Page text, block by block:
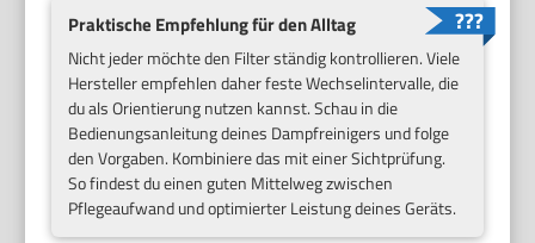
Praktische Empfehlung für den Alltag
Nicht jeder möchte den Filter ständig kontrollieren. Viele
Hersteller empfehlen daher feste Wechselintervalle, die
du als Orientierung nutzen kannst. Schau in die
Bedienungsanleitung deines Dampfreinigers und folge
den Vorgaben. Kombiniere das mit einer Sichtprüfung.
So findest du einen guten Mittelweg zwischen
Pflegeaufwand und optimierter Leistung deines Geräts.